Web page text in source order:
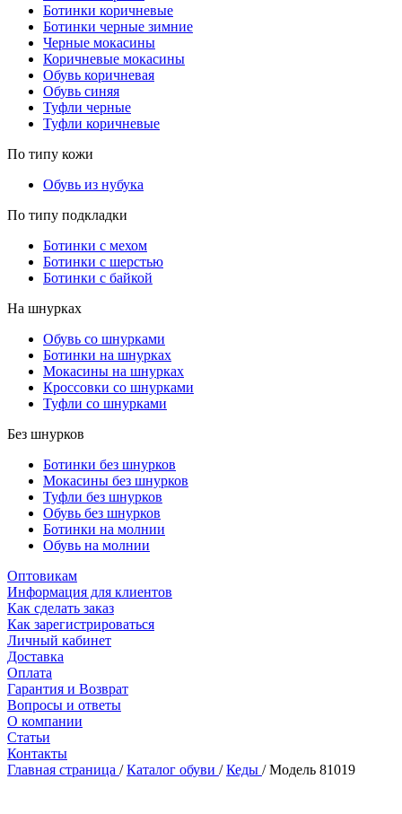
Ботинки коричневые
Ботинки черные зимние
Черные мокасины
Коричневые мокасины
Обувь коричневая
Обувь синяя
Туфли черные
Туфли коричневые
По типу кожи
Обувь из нубука
По типу подкладки
Ботинки с мехом
Ботинки с шерстью
Ботинки с байкой
На шнурках
Обувь со шнурками
Ботинки на шнурках
Мокасины на шнурках
Кроссовки со шнурками
Туфли со шнурками
Без шнурков
Ботинки без шнурков
Мокасины без шнурков
Туфли без шнурков
Обувь без шнурков
Ботинки на молнии
Обувь на молнии
Оптовикам
Информация для клиентов
Как сделать заказ
Как зарегистрироваться
Личный кабинет
Доставка
Оплата
Гарантия и Возврат
Вопросы и ответы
О компании
Статьи
Контакты
Главная страница / Каталог обуви / Кеды /Модель 81019